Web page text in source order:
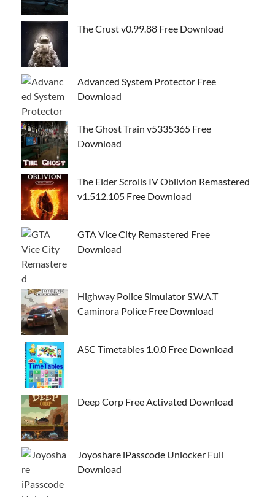
The Crust v0.99.88 Free Download
Advanced System Protector Free
Download
The Ghost Train v5335365 Free
Download
The Elder Scrolls IV Oblivion Remastered
v1.512.105 Free Download
GTA Vice City Remastered Free
Download
Highway Police Simulator S.W.A.T
Caminora Police Free Download
ASC Timetables 1.0.0 Free Download
Deep Corp Free Activated Download
Joyoshare iPasscode Unlocker Full
Download